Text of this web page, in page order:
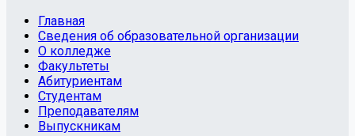
Главная
Сведения об образовательной организации
О колледже
Факультеты
Абитуриентам
Студентам
Преподавателям
Выпускникам